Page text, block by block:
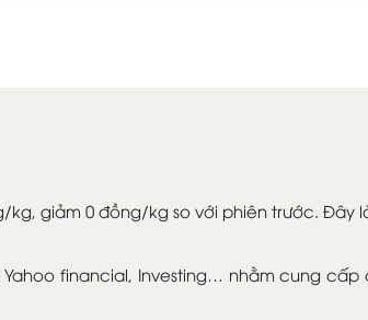
giảm 0 đồng/kg so với phiên trước. Đây
financial, Investing… nhằm cung